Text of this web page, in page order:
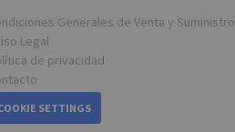
Generales de Venta y Suministro
Legal
de privacidad
SETTINGS